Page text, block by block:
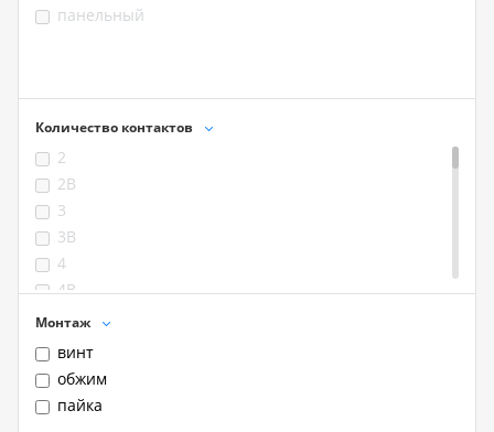
панельный
Количество контактов
2
2B
3
3B
4
4B
5
6B
Монтаж
винт
обжим
пайка